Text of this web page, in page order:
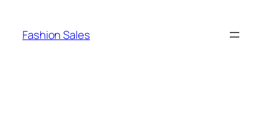
content
Fashion Sales